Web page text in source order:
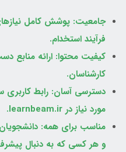
جامعیت: پوشش کامل
فرآیند استخدام.
کیفیت محتوا: ارائه منابع
کارشناسان.
دسترسی آسان: رابط
مورد نیاز در learnbeam.ir
.
مناسب برای همه:
و هر کسی که به دنبال